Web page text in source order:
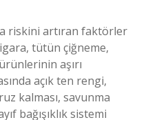
riskini artıran faktörler
tütün çiğneme,
aşırı
açık ten rengi,
kalması, savunma
bağışıklık sistemi